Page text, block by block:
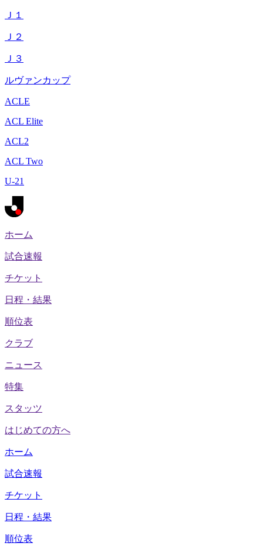
Ｊ１
Ｊ２
Ｊ３
ルヴァンカップ
ACLE
ACL Elite
ACL2
ACL Two
U-21
ホーム
試合速報
チケット
日程・結果
順位表
クラブ
ニュース
特集
スタッツ
はじめての方へ
ホーム
試合速報
チケット
日程・結果
順位表